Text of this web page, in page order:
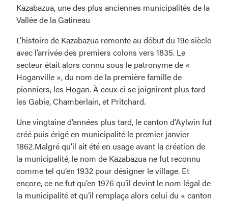
Kazabazua, une des plus anciennes municipalités de la
Vallée de la Gatineau
L’histoire de Kazabazua remonte au début du 19e siècle
avec l’arrivée des premiers colons vers 1835. Le
secteur était alors connu sous le patronyme de «
Hoganville », du nom de la première famille de
pionniers, les Hogan. À ceux-ci se joignirent plus tard
les Gabie, Chamberlain, et Pritchard.
Une vingtaine d’années plus tard, le canton d’Aylwin fut
créé puis érigé en municipalité le premier janvier
1862.Malgré qu’il ait été en usage avant la création de
la municipalité, le nom de Kazabazua ne fut reconnu
comme tel qu’en 1932 pour désigner le village. Et
encore, ce ne fut qu’en 1976 qu’il devint le nom légal de
la municipalité et qu’il remplaça alors celui du « canton